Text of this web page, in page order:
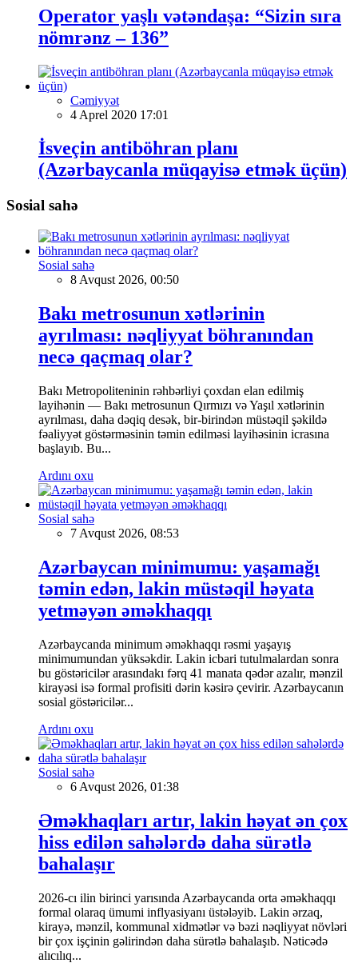
Operator yaşlı vətəndaşa: “Sizin sıra
nömrənz – 136”
Cəmiyyət
4 Aprel 2020 17:01
İsveçin antiböhran planı
(Azərbaycanla müqayisə etmək üçün)
Sosial sahə
Sosial sahə
8 Avqust 2026, 00:50
Bakı metrosunun xətlərinin
ayrılması: nəqliyyat böhranından
necə qaçmaq olar?
Bakı Metropoliteninin rəhbərliyi çoxdan elan edilmiş
layihənin — Bakı metrosunun Qırmızı və Yaşıl xətlərinin
ayrılması, daha dəqiq desək, bir-birindən müstəqil şəkildə
fəaliyyət göstərməsinin təmin edilməsi layihəsinin icrasına
başlayıb. Bu...
Ardını oxu
Sosial sahə
7 Avqust 2026, 08:53
Azərbaycan minimumu: yaşamağı
təmin edən, lakin müstəqil həyata
yetməyən əməkhaqqı
Azərbaycanda minimum əməkhaqqı rəsmi yaşayış
minimumundan yüksəkdir. Lakin icbari tutulmalardan sonra
bu göstəricilər arasındakı fərq 41 manata qədər azalır, mənzil
kirayəsi isə formal profisiti dərin kəsirə çevirir. Azərbaycanın
sosial göstəricilər...
Ardını oxu
Sosial sahə
6 Avqust 2026, 01:38
Əməkhaqları artır, lakin həyat ən çox
hiss edilən sahələrdə daha sürətlə
bahalaşır
2026-cı ilin birinci yarısında Azərbaycanda orta əməkhaqqı
formal olaraq ümumi inflyasiyanı üstələyib. Lakin ərzaq,
kirayə, mənzil, kommunal xidmətlər və bəzi nəqliyyat növləri
bir çox işçinin gəlirindən daha sürətlə bahalaşıb. Nəticədə
alıcılıq...